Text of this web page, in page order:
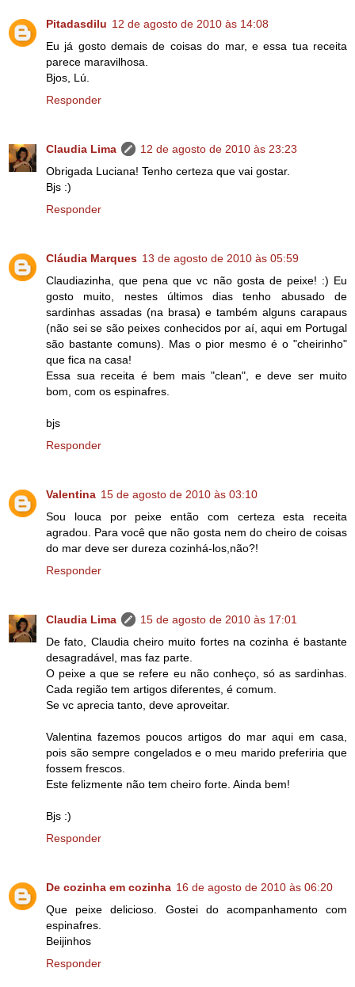
Pitadasdilu 12 de agosto de 2010 às 14:08
Eu já gosto demais de coisas do mar, e essa tua receita
parece maravilhosa.
Bjos, Lú.
Responder
Claudia Lima
12 de agosto de 2010 às 23:23
Obrigada Luciana! Tenho certeza que vai gostar.
Bjs :)
Responder
Cláudia Marques 13 de agosto de 2010 às 05:59
Claudiazinha, que pena que vc não gosta de peixe! :) Eu
gosto muito, nestes últimos dias tenho abusado de
sardinhas assadas (na brasa) e também alguns carapaus
(não sei se são peixes conhecidos por aí, aqui em Portugal
são bastante comuns). Mas o pior mesmo é o "cheirinho"
que fica na casa!
Essa sua receita é bem mais "clean", e deve ser muito
bom, com os espinafres.
bjs
Responder
Valentina 15 de agosto de 2010 às 03:10
Sou louca por peixe então com certeza esta receita
agradou. Para você que não gosta nem do cheiro de coisas
do mar deve ser dureza cozinhá-los,não?!
Responder
Claudia Lima
15 de agosto de 2010 às 17:01
De fato, Claudia cheiro muito fortes na cozinha é bastante
desagradável, mas faz parte.
O peixe a que se refere eu não conheço, só as sardinhas.
Cada região tem artigos diferentes, é comum.
Se vc aprecia tanto, deve aproveitar.
Valentina fazemos poucos artigos do mar aqui em casa,
pois são sempre congelados e o meu marido preferiria que
fossem frescos.
Este felizmente não tem cheiro forte. Ainda bem!
Bjs :)
Responder
De cozinha em cozinha 16 de agosto de 2010 às 06:20
Que peixe delicioso. Gostei do acompanhamento com
espinafres.
Beijinhos
Responder